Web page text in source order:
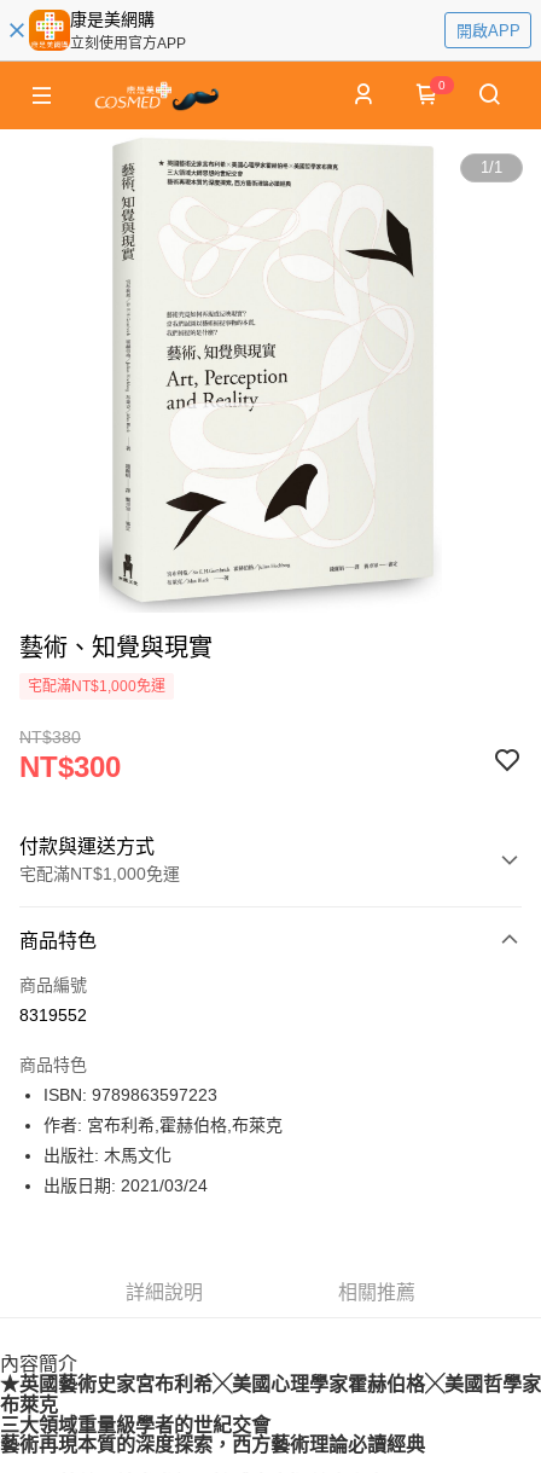
康是美網購
立刻使用官方APP
開啟APP
0
1/1
藝術、知覺與現實
宅配滿NT$1,000免運
NT$380
NT$300
付款與運送方式
宅配滿NT$1,000免運
icash Pay
信用卡一次付款
LINE Pay
Apple Pay
街口支付
博客來商品配送方式
每筆NT$80，滿NT$1,000(含以上)免運費
商品特色
商品編號
8319552
商品特色
ISBN: 9789863597223
作者: 宮布利希,霍赫伯格,布萊克
出版社: 木馬文化
出版日期: 2021/03/24
詳細說明 相關推薦
內容簡介
★英國藝術史家宮布利希╳美國心理學家霍赫伯格╳美國哲學家
布萊克
三大領域重量級學者的世紀交會
藝術再現本質的深度探索，西方藝術理論必讀經典